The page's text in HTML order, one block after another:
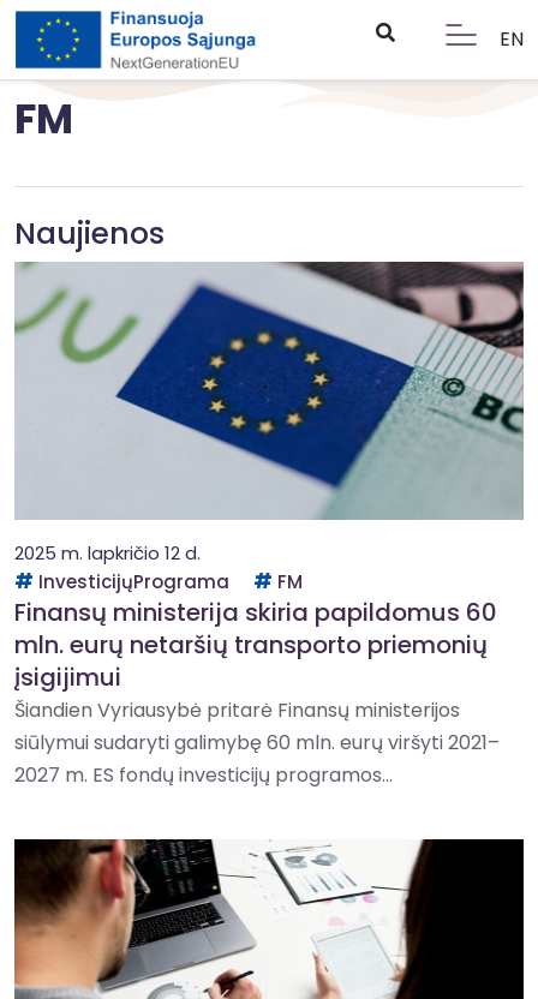
EN
FM
Naujienos
2025 m. lapkričio 12 d.
InvesticijųPrograma
FM
Finansų ministerija skiria papildomus 60
mln. eurų netaršių transporto priemonių
įsigijimui
Šiandien Vyriausybė pritarė Finansų ministerijos
siūlymui sudaryti galimybę 60 mln. eurų viršyti 2021–
2027 m. ES fondų investicijų programos...